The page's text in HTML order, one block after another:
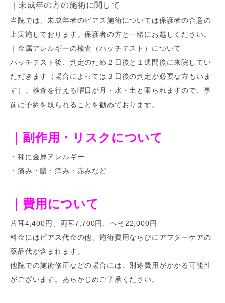
｜未成年の方の施術に関して
当院では、未成年者のピアス施術については保護者の合意の
上実施しております。保護者の方と一緒にお越しください。
｜金属アレルギーの検査（パッチテスト）について
パッチテスト後、判定のため２日後と１週間後に来院してい
ただきます（場合によっては３日後の判定が必要な方もいま
す）。検査を行える曜日が月・水・土と限られますので、事
前に予約を取られることを勧めております。
｜副作用・リスクについて
・稀に金属アレルギー
・痛み・膿・痒み・赤みなど
｜費用について
片耳4,400円、両耳7,700円、へそ22,000円
料金にはピアス代金の他、施術費用ならびにアフターケアの
薬品代が含まれます。
他院での施術修正などの場合には、別途費用がかかる可能性
がございます。あらかじめご了承ください。